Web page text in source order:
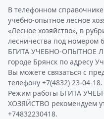
В телефонном
учебно-опытное лесное
«Лесное хозяйство», в
лесничества под номером
БГИТА УЧЕБНО-ОПЫТНОЕ
городе Брянск по адресу
Вы можете связаться с
телефону +7(4832) 23-04-18.
Режим работы БГИТА
ХОЗЯЙСТВО рекомендуем
+74832230418.